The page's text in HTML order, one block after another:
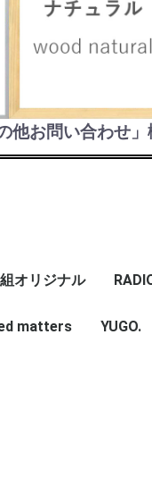
お買い物を続ける
お問い合わせ」
オリジナル
ON
CRASH
matters YUGO.